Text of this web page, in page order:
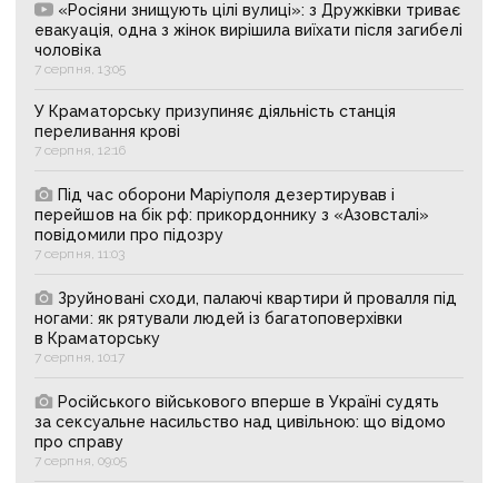
«Росіяни знищують цілі вулиці»: з Дружківки триває
евакуація, одна з жінок вирішила виїхати після загибелі
чоловіка
7 серпня, 13:05
У Краматорську призупиняє діяльність станція
переливання крові
7 серпня, 12:16
Під час оборони Маріуполя дезертирував і
перейшов на бік рф: прикордоннику з «Азовсталі»
повідомили про підозру
7 серпня, 11:03
Зруйновані сходи, палаючі квартири й провалля під
ногами: як рятували людей із багатоповерхівки
в Краматорську
7 серпня, 10:17
Російського військового вперше в Україні судять
за сексуальне насильство над цивільною: що відомо
про справу
7 серпня, 09:05